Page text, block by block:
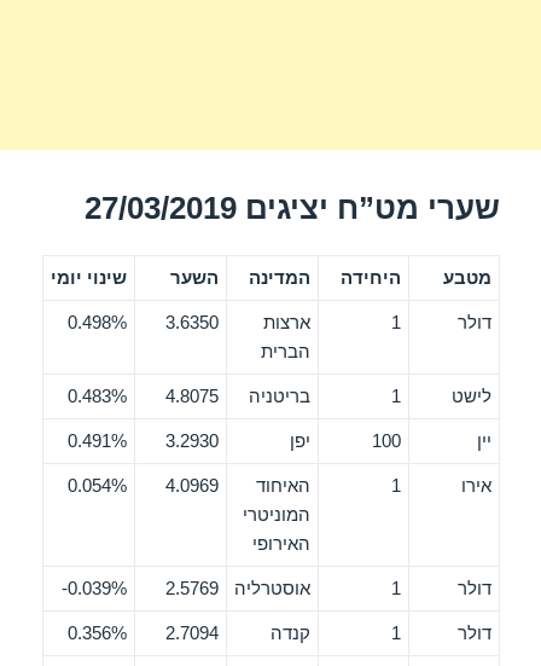
שערי מט”ח יציגים 27/03/2019
מטבע היחידה המדינה השער שינוי יומי
דולר 1
ארצות
הברית
3.6350
0.498%
לישט 1 בריטניה 4.8075
0.483%
יין 100 יפן 3.2930
0.491%
אירו 1
האיחוד
המוניטרי
האירופי
4.0969
0.054%
דולר 1 אוסטרליה 2.5769
0.039%-
דולר 1 קנדה 2.7094
0.356%